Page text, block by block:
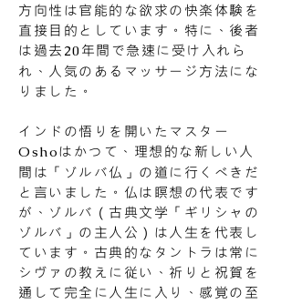
方向性は官能的な欲求の快楽体験を
直接目的としています。特に、後者
は過去 20年間で急速に受け入れら
れ、人気のあるマッサージ方法にな
りました。
インドの悟りを開いたマスター
Oshoはかつて、理想的な新しい人
間は「ゾルバ仏」の道に行くべきだ
と言いました。仏は瞑想の代表です
が、ゾルバ（古典文学「ギリシャの
ゾルバ」の主人公）は人生を代表し
ています。古典的なタントラは常に
シヴァの教えに従い、祈りと祝賀を
通して完全に人生に入り、感覚の至